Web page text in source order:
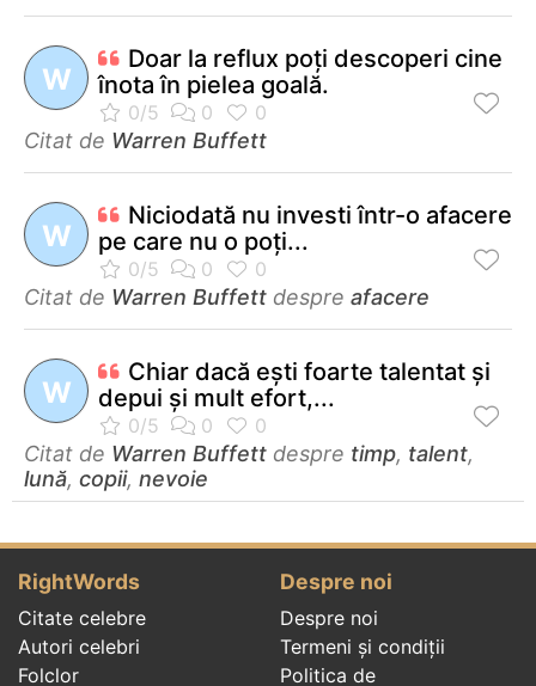
W
Doar la reflux poţi descoperi cine
înota în pielea goală.
Citat de Warren Buffett
W
Niciodată nu investi într-o afacere
pe care nu o poţi...
Citat de Warren Buffett despre afacere
W
Chiar dacă eşti foarte talentat şi
depui şi mult efort,...
Citat de Warren Buffett despre timp, talent,
lună, copii, nevoie
RightWords
Citate celebre
Autori celebri
Folclor
Despre noi
Despre noi
Termeni și condiții
Politica de